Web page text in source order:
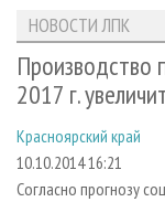
ЛЕСОПИЛЕНИЕ
СУШКА
НОВОСТИ ЛПК
НОВОСТИ
ПРОЕКТЫ ЛПИ
АНАЛИТИКА
ПРЕДПРИЯТИЯ
ПЕРСОНЫ
МОБИЛЬНЫЕ
АРХИВ
О ЖУРНАЛЕ
ПОДПИСКА
КОНТАКТЫ
РЕКЛАМОДАТЕЛЯМ
РЕКЛАМА
НОВОСТИ ЛПК
Производство
2017 г.
Красноярский край
10.10.2014 16:21
Согласно прогнозу